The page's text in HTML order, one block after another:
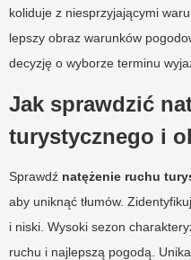
koliduje z niesprzyjającymi
lepszy obraz warunków
decyzję o wyborze terminu
Jak sprawdzić
turystycznego i
Sprawdź natężenie ruchu
aby uniknąć tłumów.
i niski. Wysoki sezon
ruchu i najlepszą pogodą.